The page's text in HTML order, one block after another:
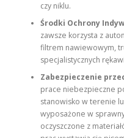
czy niklu.
Środki Ochrony
zawsze korzysta z
filtrem nawiewowym,
specjalistycznych
Zabezpieczenie
prace niebezpieczne
stanowisko w terenie
wyposażone w
oczyszczone z